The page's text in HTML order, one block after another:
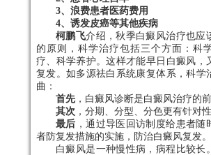
3、浪费患者医药费用
4、诱发皮癌等其他疾病
柯鹏飞介绍，秋季白癜风治疗也应
的原则，科学治疗包括三个方面：科
疗、科学养护。这样才能早日白癜风，
复发。如多源祛白系统康复体系，科学
曲：
首先，白癜风诊断是白癜风治疗的前
其次 ，分期、分型、分色更有针对
最后 ，通过导医回访制度给患者随
者防复发措施的实施，防治白癜风复发。
白癜风是一种慢性病，病程比较长